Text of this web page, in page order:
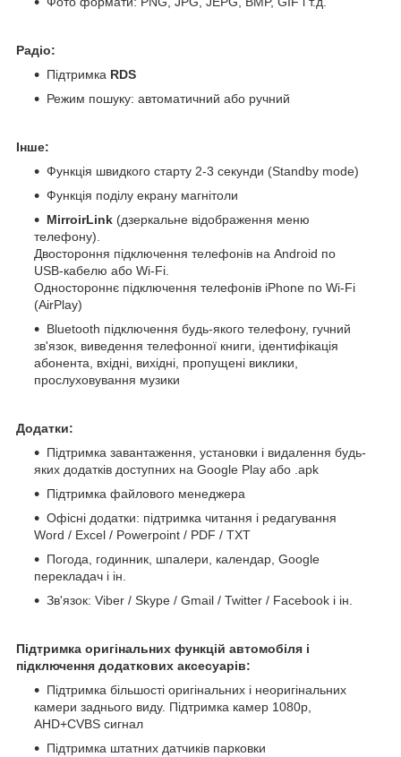
Радіо:
Підтримка RDS
Режим пошуку: автоматичний або ручний
Інше:
Функція швидкого старту 2-3 секунди (Standby mode)
Функція поділу екрану магнітоли
MirroirLink (дзеркальне відображення меню
телефону).
Двостороння підключення телефонів на Android по
USB-кабелю або Wi-Fi.
Одностороннє підключення телефонів iPhone по Wi-Fi
(AirPlay)
Bluetooth підключення будь-якого телефону, гучний
зв'язок, виведення телефонної книги, ідентифікація
абонента, вхідні, вихідні, пропущені виклики,
прослуховування музики
Додатки:
Підтримка завантаження, установки і видалення будь-
яких додатків доступних на Google Play або .apk
Підтримка файлового менеджера
Офісні додатки: підтримка читання і редагування
Word / Excel / Powerpoint / PDF / TXT
Погода, годинник, шпалери, календар, Google
перекладач і ін.
Зв'язок: Viber / Skype / Gmail / Twitter / Facebook і ін.
Підтримка оригінальних функцій автомобіля і
підключення додаткових аксесуарів:
Підтримка більшості оригінальних і неоригінальних
камери заднього виду. Підтримка камер 1080p,
AHD+CVBS сигнал
Підтримка штатних датчиків парковки